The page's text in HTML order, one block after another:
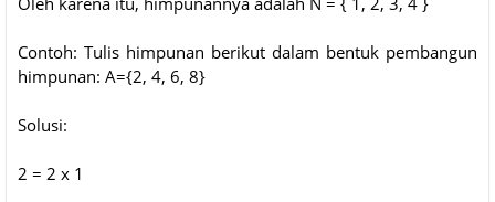
Contoh: Tulis himpunan berikut dalam bentuk pembangun
himpunan: A={2, 4, 6, 8}
Solusi:
2 = 2 x 1